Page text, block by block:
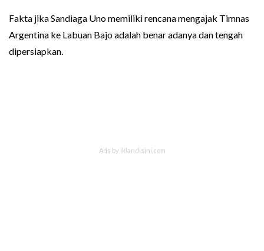
Fakta jika Sandiaga Uno memiliki rencana mengajak Timnas
Argentina ke Labuan Bajo adalah benar adanya dan tengah
dipersiapkan.